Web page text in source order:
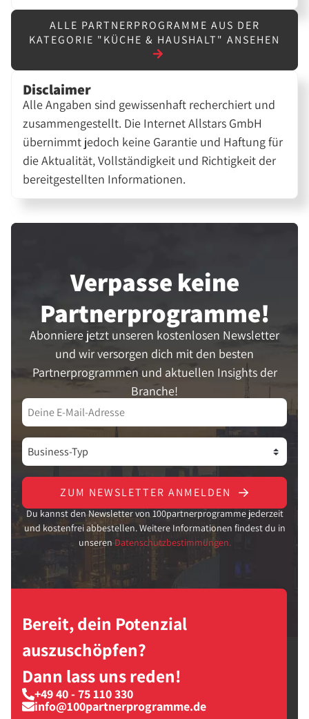
ALLE PARTNERPROGRAMME AUS DER
KATEGORIE "KÜCHE & HAUSHALT" ANSEHEN
Disclaimer
Alle Angaben sind gewissenhaft recherchiert und
zusammengestellt. Die Internet Allstars GmbH
übernimmt jedoch keine Garantie und Haftung für
die Aktualität, Vollständigkeit und Richtigkeit der
bereitgestellten Informationen.
Verpasse keine
Partner­programme!
Abonniere jetzt unseren kostenlosen Newsletter
und wir versorgen dich mit den besten
Partnerprogrammen und aktuellen Insights der
Branche!
ZUM NEWSLETTER ANMELDEN
Du kannst den Newsletter von 100partnerprogramme jederzeit
und kostenfrei abbestellen. Weitere Informationen findest du in
unseren Datenschutzbestimmungen.
Bereit, dein Potenzial
auszuschöpfen?
Dann lass uns reden!
+49 40 - 75 110 330
info@100partnerprogramme.de